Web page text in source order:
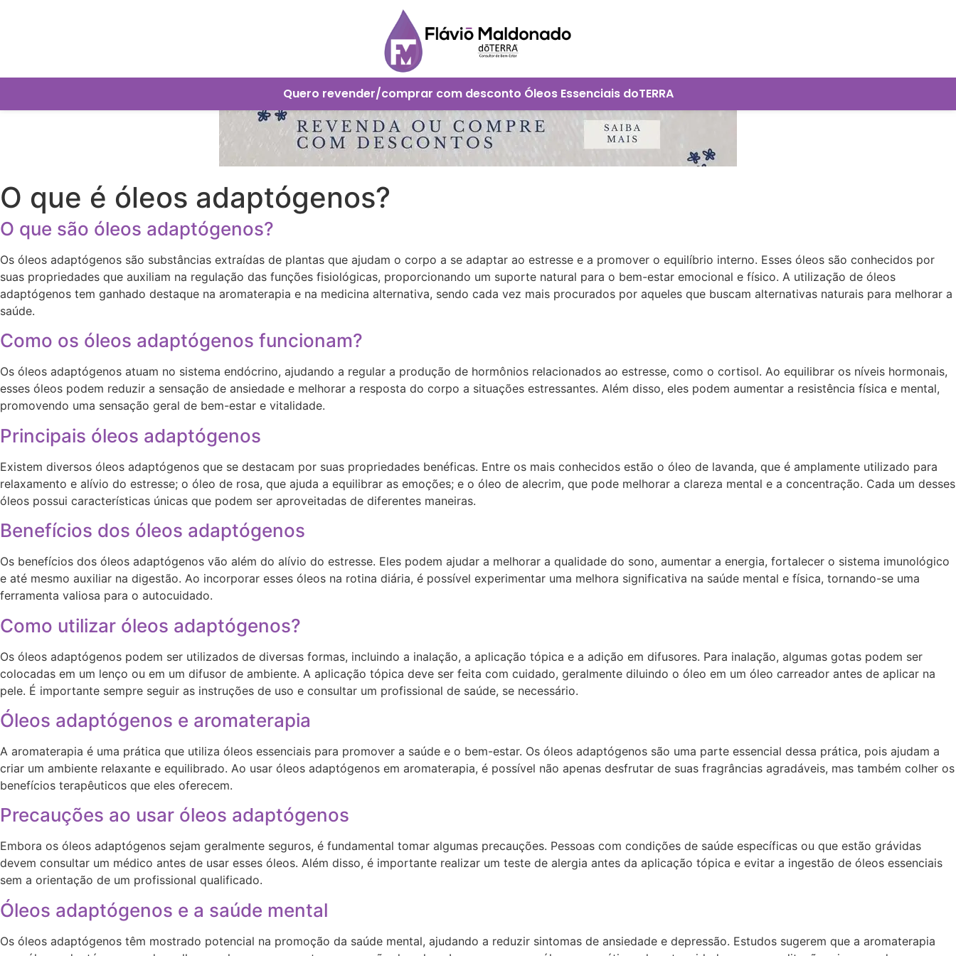
Quero revender/comprar com desconto Óleos Essenciais doTERRA
O que é óleos adaptógenos?
O que são óleos adaptógenos?
Os óleos adaptógenos são substâncias extraídas de plantas que ajudam o corpo a se adaptar ao estresse e a promover o equilíbrio interno. Esses óleos são conhecidos por
suas propriedades que auxiliam na regulação das funções fisiológicas, proporcionando um suporte natural para o bem-estar emocional e físico. A utilização de óleos
adaptógenos tem ganhado destaque na aromaterapia e na medicina alternativa, sendo cada vez mais procurados por aqueles que buscam alternativas naturais para melhorar a
saúde.
Como os óleos adaptógenos funcionam?
Os óleos adaptógenos atuam no sistema endócrino, ajudando a regular a produção de hormônios relacionados ao estresse, como o cortisol. Ao equilibrar os níveis hormonais,
esses óleos podem reduzir a sensação de ansiedade e melhorar a resposta do corpo a situações estressantes. Além disso, eles podem aumentar a resistência física e mental,
promovendo uma sensação geral de bem-estar e vitalidade.
Principais óleos adaptógenos
Existem diversos óleos adaptógenos que se destacam por suas propriedades benéficas. Entre os mais conhecidos estão o óleo de lavanda, que é amplamente utilizado para
relaxamento e alívio do estresse; o óleo de rosa, que ajuda a equilibrar as emoções; e o óleo de alecrim, que pode melhorar a clareza mental e a concentração. Cada um desses
óleos possui características únicas que podem ser aproveitadas de diferentes maneiras.
Benefícios dos óleos adaptógenos
Os benefícios dos óleos adaptógenos vão além do alívio do estresse. Eles podem ajudar a melhorar a qualidade do sono, aumentar a energia, fortalecer o sistema imunológico
e até mesmo auxiliar na digestão. Ao incorporar esses óleos na rotina diária, é possível experimentar uma melhora significativa na saúde mental e física, tornando-se uma
ferramenta valiosa para o autocuidado.
Como utilizar óleos adaptógenos?
Os óleos adaptógenos podem ser utilizados de diversas formas, incluindo a inalação, a aplicação tópica e a adição em difusores. Para inalação, algumas gotas podem ser
colocadas em um lenço ou em um difusor de ambiente. A aplicação tópica deve ser feita com cuidado, geralmente diluindo o óleo em um óleo carreador antes de aplicar na
pele. É importante sempre seguir as instruções de uso e consultar um profissional de saúde, se necessário.
Óleos adaptógenos e aromaterapia
A aromaterapia é uma prática que utiliza óleos essenciais para promover a saúde e o bem-estar. Os óleos adaptógenos são uma parte essencial dessa prática, pois ajudam a
criar um ambiente relaxante e equilibrado. Ao usar óleos adaptógenos em aromaterapia, é possível não apenas desfrutar de suas fragrâncias agradáveis, mas também colher os
benefícios terapêuticos que eles oferecem.
Precauções ao usar óleos adaptógenos
Embora os óleos adaptógenos sejam geralmente seguros, é fundamental tomar algumas precauções. Pessoas com condições de saúde específicas ou que estão grávidas
devem consultar um médico antes de usar esses óleos. Além disso, é importante realizar um teste de alergia antes da aplicação tópica e evitar a ingestão de óleos essenciais
sem a orientação de um profissional qualificado.
Óleos adaptógenos e a saúde mental
Os óleos adaptógenos têm mostrado potencial na promoção da saúde mental, ajudando a reduzir sintomas de ansiedade e depressão. Estudos sugerem que a aromaterapia